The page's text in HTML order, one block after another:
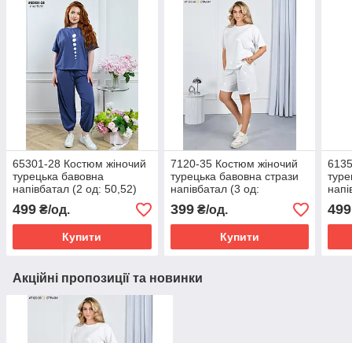
65301-28 Костюм жіночий
турецька бавовна
напівбатал (2 од: 50,52)
499 ₴/од.
Купити
7120-35 Костюм жіночий
турецька бавовна стрази
напівбатал (3 од:
48,50,52)
399₴/од.
Купити
499
Акційні пропозиції та новинки